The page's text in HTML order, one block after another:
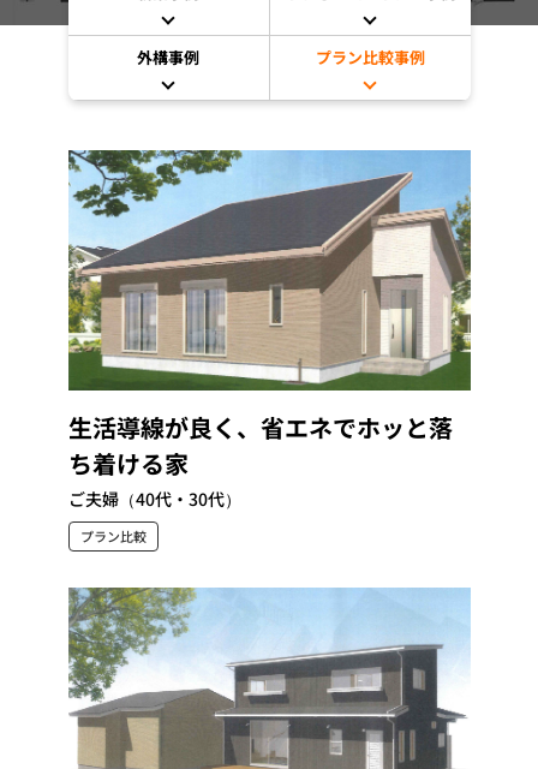
外構事例 プラン比較事例
生活導線が良く、省エネでホッと落
ち着ける家
ご夫婦（40代・30代）
プラン比較